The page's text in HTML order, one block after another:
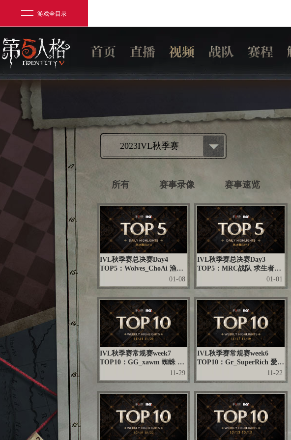
游戏全目录
游戏爱好者2023IVL秋季赛
所有 赛事录像 赛事速览
IVL秋季赛总决赛Day4
TOP5：Wolves_ChoAi 渔女
惊涛迭起踏浪而行 群狼加冕
山河共庆
01-08
IVL秋季赛总决赛Day3
TOP5：MRC战队 求生者方
默契无间掌控局势 胜利号角
四人齐出
01-01
IVL秋季赛常规赛week7
TOP10：GG_xawm 蜘蛛 临
危不惧思路清晰 百步穿杨惊
艳守椅
11-29
IVL秋季赛常规赛week6
TOP10：Gr_SuperRich 爱哭
鬼 果断反绕精准命中 沉稳博
弈技高一筹
11-22